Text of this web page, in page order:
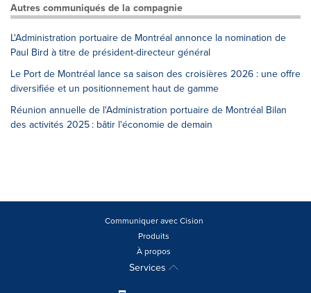
Autres communiqués de la compagnie
L'Administration portuaire de Montréal annonce la nomination de
Paul Bird à titre de président-directeur général
Le Port de Montréal lance sa saison des croisières 2026 : une offre
diversifiée et un positionnement haut de gamme
Réunion annuelle de l'Administration portuaire de Montréal Bilan
des activités 2025 : bâtir l'économie de demain
Communiquer avec Cision
Produits
À propos
Services